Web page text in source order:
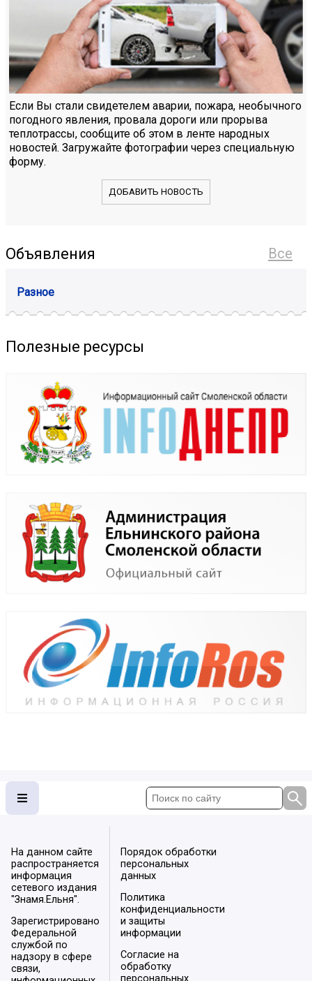
Если Вы стали свидетелем аварии, пожара, необычного
погодного явления, провала дороги или прорыва
теплотрассы, сообщите об этом в ленте народных
новостей. Загружайте фотографии через специальную
форму.
ДОБАВИТЬ НОВОСТЬ
Все
Объявления
Разное
Полезные ресурсы
На данном сайте
распространяется
информация
сетевого издания
"Знамя.Ельня".
Зарегистрировано
Федеральной
службой по
надзору в сфере
связи,
Порядок обработки
персональных
данных
Политика
конфиденциальности
и защиты
информации
Согласие на
обработку